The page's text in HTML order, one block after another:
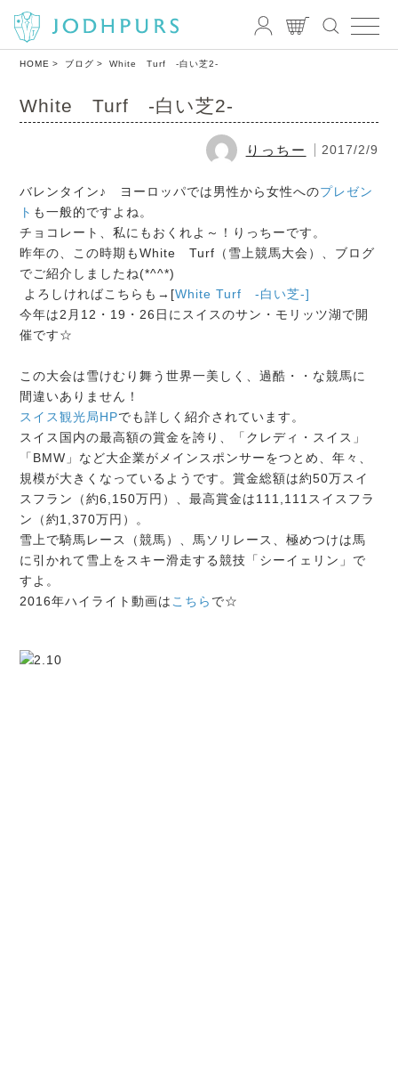
HOME ブログ White Turf -白い芝2-
White Turf -白い芝2-
りっちー 2017/2/9
バレンタイン♪ ヨーロッパでは男性から女性へのプレゼン
ト も一般的ですよね。
チョコレート、私にもおくれよ～！りっちーです。
昨年の、この時期もWhite Turf（雪上競馬大会）、ブログ
でご紹介しましたね(*^^*)
よろしければこちらも→[White Turf -白い芝-]
今年は2月12・19・26日にスイスのサン・モリッツ湖で開
催です☆
この大会は雪けむり舞う世界一美しく、過酷・・な競馬に
間違いありません！
スイス観光局HPでも詳しく紹介されています。
スイス国内の最高額の賞金を誇り、「クレディ・スイス」
「BMW」など大企業がメインスポンサーをつとめ、年々、
規模が大きくなっているようです。賞金総額は約50万スイ
スフラン（約6,150万円）、最高賞金は111,111スイスフラ
ン（約1,370万円）。
雪上で騎馬レース（競馬）、馬ソリレース、極めつけは馬
に引かれて雪上をスキー滑走する競技「シーイェリン」で
すよ。
2016年ハイライト動画は こちら で☆